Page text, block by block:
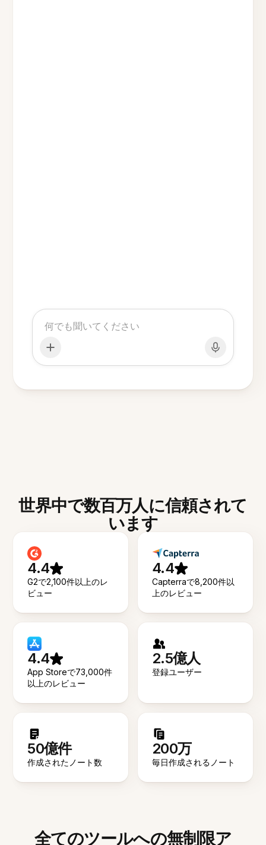
世界中で数百万人に信頼されて
います
4.4
G2で2,100件以上のレ
ビュー
4.4
Capterraで8,200件以
上のレビュー
4.4
App Storeで73,000件
以上のレビュー
2.5億人
登録ユーザー
50億件
作成されたノート数
200万
毎日作成されるノート
全てのツールへの無制限ア